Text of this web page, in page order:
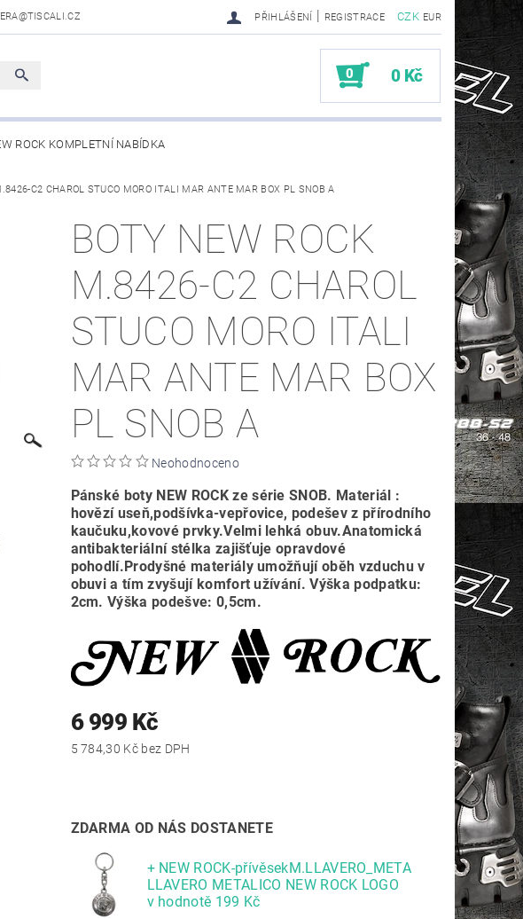
CZK EUR
PŘIHLÁŠENÍ | REGISTRACE
0 0 Kč
ROCK KOMPLETNÍ NABÍDKA
OPASKY/ BOTY SENDRA-SENDRA HANDMADE BIKER BOOTS
C2 CHAROL STUCO MORO ITALI MAR ANTE MAR BOX PL SNOB A
BOTY NEW ROCK
M.8426-C2 CHAROL
STUCO MORO ITALI
MAR ANTE MAR BOX
PL SNOB A
Neohodnoceno
Pánské boty NEW ROCK ze série SNOB. Materiál :
hovězí useň,podšívka-vepřovice, podešev z přírodního
kaučuku,kovové prvky.Velmi lehká obuv.Anatomická
antibakteriální stélka zajišťuje opravdové
pohodlí.Prodyšné materiály umožňují oběh vzduchu v
obuvi a tím zvyšují komfort užívání. Výška podpatku:
2cm. Výška podešve: 0,5cm.
6 999 Kč
5 784,30 Kč bez DPH
ZDARMA OD NÁS DOSTANETE
+ NEW ROCK-přívěsekM.LLAVERO_META
LLAVERO METALICO NEW ROCK LOGO
v hodnotě 199 Kč